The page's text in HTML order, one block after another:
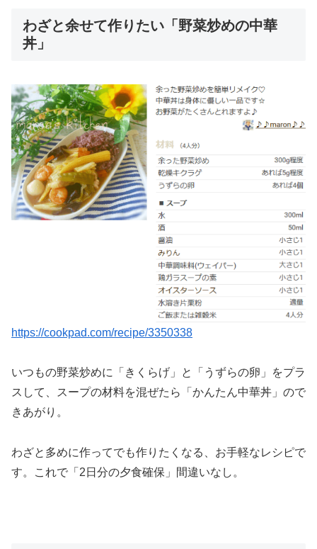
わざと余せて作りたい「野菜炒めの中華
丼」
https://cookpad.com/recipe/3350338
いつもの野菜炒めに「きくらげ」と「うずらの卵」をプラ
スして、スープの材料を混ぜたら「かんたん中華丼」ので
きあがり。
わざと多めに作ってでも作りたくなる、お手軽なレシピで
す。これで「2日分の夕食確保」間違いなし。